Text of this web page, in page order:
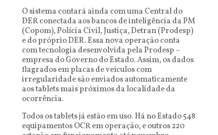
O sistema contará ainda com uma Central do
DER conectada aos bancos de inteligência da PM
(Copom), Polícia Civil, Justiça, Detran (Prodesp)
e do próprio DER. Essa nova operação conta
com tecnologia desenvolvida pela Prodesp –
empresa do Governo do Estado. Assim, os dados
flagrados em placas de veículos com
irregularidade são enviados automaticamente
aos tablets mais próximos da localidade da
ocorrência.
Todos os tablets já estão em uso. Há no Estado 548
equipamentos OCR em operação, e outros 220